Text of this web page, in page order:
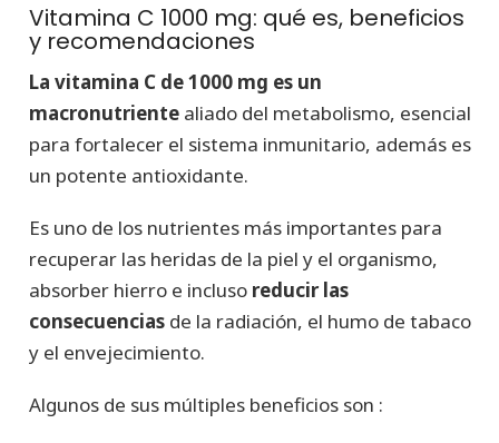
Vitamina C 1000 mg: qué es, beneficios
y recomendaciones
La vitamina C de 1000 mg es un
macronutrientealiado del metabolismo, esencial
para fortalecer el sistema inmunitario, además es
un potente antioxidante.
Es uno de los nutrientes más importantes para
recuperar las heridas de la piel y el organismo,
absorber hierro e incluso reducir las
consecuenciasde la radiación, el humo de tabaco
y el envejecimiento.
Algunos de sus múltiples beneficios son :